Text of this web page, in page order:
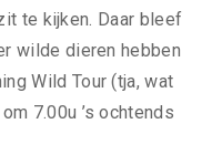
te kijken. Daar bleef
wilde dieren hebben
Wild Tour (tja, wat
7.00u ’s ochtends